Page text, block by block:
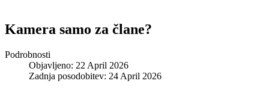
Kamera samo za člane?
Podrobnosti
Objavljeno: 22 April 2026
Zadnja posodobitev: 24 April 2026